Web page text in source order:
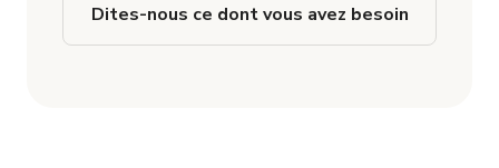
Dites-nous ce dont vous avez besoin